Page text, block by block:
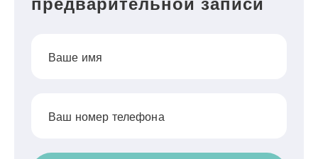
предварительной записи
Ваше имя
Ваш номер телефона